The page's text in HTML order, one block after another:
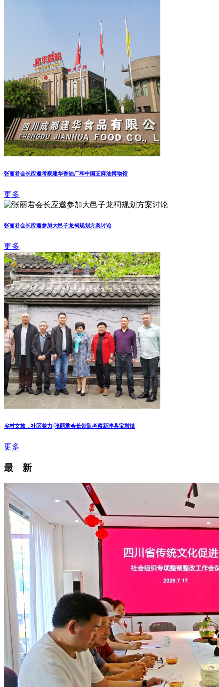
张丽君会长应邀考察建华香油厂和中国芝麻油博物馆
更多
张丽君会长应邀参加大邑子龙祠规划方案讨论
更多
乡村文旅，社区着力||张丽君会长带队考察新津县宝墩镇
更多
最 新